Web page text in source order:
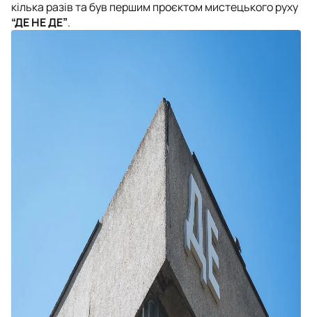
кілька разів та був першим проєктом мистецького руху
“ДЕ НЕ ДЕ”.